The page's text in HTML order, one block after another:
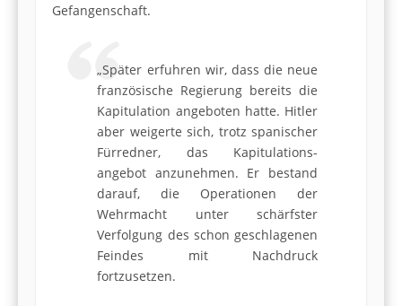
Gefangenschaft.
„Später erfuhren wir, dass die neue
französische Regie­rung bereits die
Kapitulation angeboten hatte. Hitler
aber weigerte sich, trotz spanischer
Fürredner, das Kapitulations­
angebot anzunehmen. Er bestand
darauf, die Operationen der
Wehrmacht unter schärfster
Verfolgung des schon geschlagenen
Feindes mit Nachdruck
fortzusetzen.